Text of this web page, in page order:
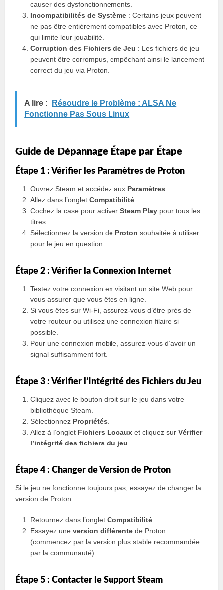
causer des dysfonctionnements.
Incompatibilités de Système : Certains jeux peuvent
ne pas être entièrement compatibles avec Proton, ce
qui limite leur jouabilité.
Corruption des Fichiers de Jeu : Les fichiers de jeu
peuvent être corrompus, empêchant ainsi le lancement
correct du jeu via Proton.
A lire :
Résoudre le Problème : ALSA Ne
Fonctionne Pas Sous Linux
Guide de Dépannage Étape par Étape
Étape 1 : Vérifier les Paramètres de Proton
Ouvrez Steam et accédez aux Paramètres
Allez dans l’ongletCompatibilité
Cochez la case pour activerSteam Play pour tous les
titres.
Sélectionnez la version de Proton souhaitée à utiliser
pour le jeu en question.
Étape 2 : Vérifier la Connexion Internet
Testez votre connexion en visitant un site Web pour
vous assurer que vous êtes en ligne.
Si vous êtes sur Wi-Fi, assurez-vous d’être près de
votre routeur ou utilisez une connexion filaire si
possible.
Pour une connexion mobile, assurez-vous d’avoir un
signal suffisamment fort.
Étape 3 : Vérifier l’Intégrité des Fichiers du Jeu
Cliquez avec le bouton droit sur le jeu dans votre
bibliothèque Steam.
Sélectionnez Propriétés
Allez à l’onglet Fichiers Locaux et cliquez surVérifier
l’intégrité des fichiers du jeu
Étape 4 : Changer de Version de Proton
Si le jeu ne fonctionne toujours pas, essayez de changer la
version de Proton :
Retournez dans l’ongletCompatibilité
Essayez uneversion différente de Proton
(commencez par la version plus stable recommandée
par la communauté).
Étape 5 : Contacter le Support Steam